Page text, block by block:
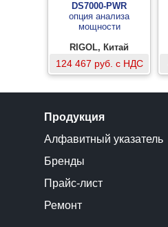
DS7000-PWR
опция анализа
мощности
RIGOL, Китай
124 467 руб. с НДС
Продукция
Алфавитный указатель
Бренды
Прайс-лист
Ремонт